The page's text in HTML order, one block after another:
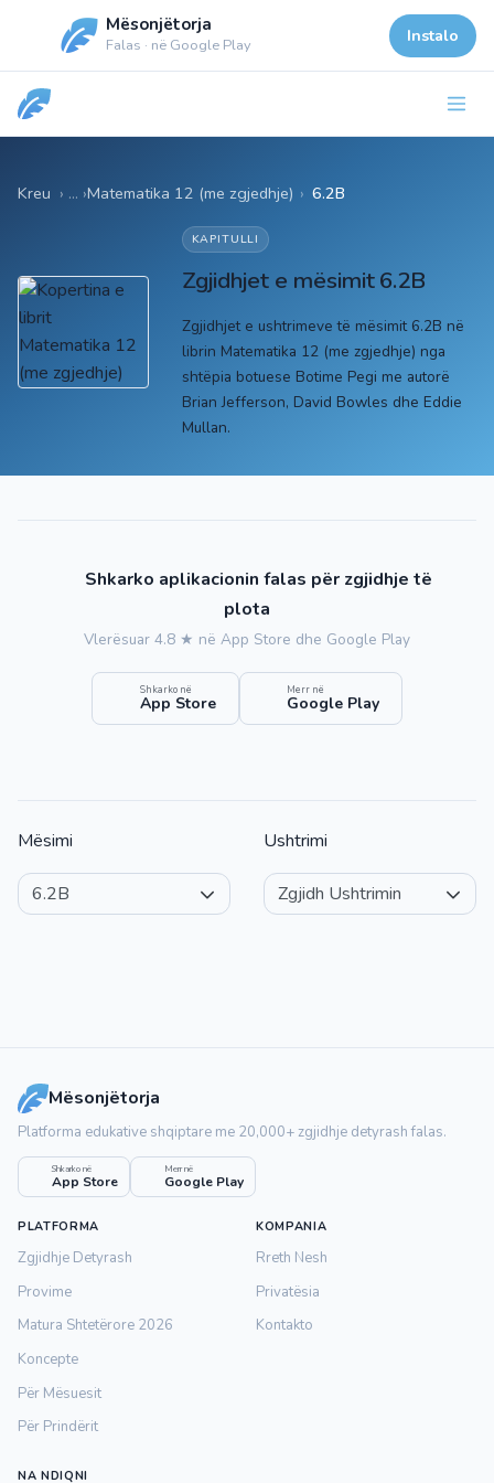
Mësonjëtorja
Falas · në Google Play Instalo
Kreu Matematika 12 (me zgjedhje) › 6.2B
KAPITULLI
Zgjidhjet e mësimit 6.2B
Zgjidhjet e ushtrimeve të mësimit 6.2B në
librin Matematika 12 (me zgjedhje) nga
shtëpia botuese Botime Pegi me autorë
Brian Jefferson, David Bowles dhe Eddie
Mullan.
Shkarko aplikacionin falas për zgjidhje të
plota
Vlerësuar 4.8 ★ në App Store dhe Google Play
Shkarko në
App Store
Merr në
Google Play
Mësimi Ushtrimi
Mësonjëtorja
Platforma edukative shqiptare me 20,000+ zgjidhje detyrash falas.
Shkarko në
App Store
Merr në
Google Play
PLATFORMA
Zgjidhje Detyrash
Provime
Matura Shtetërore 2026
Koncepte
Për Mësuesit
Për Prindërit
KOMPANIA
Rreth Nesh
Privatësia
Kontakto
NA NDIQNI